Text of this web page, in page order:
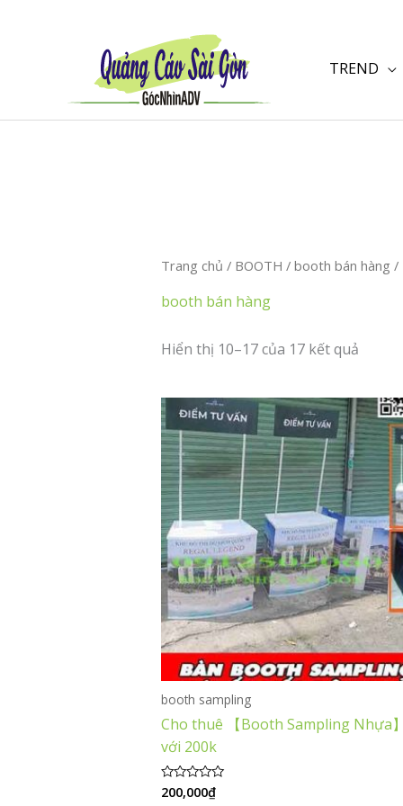
TREND
Trang chủ / BOOTH / booth bán hàng /
booth bán hàng
Hiển thị 10–17 của 17 kết quả
booth sampling
Cho thuê 【Booth Sampling Nhựa
với 200k
Được
xếp
200,000₫